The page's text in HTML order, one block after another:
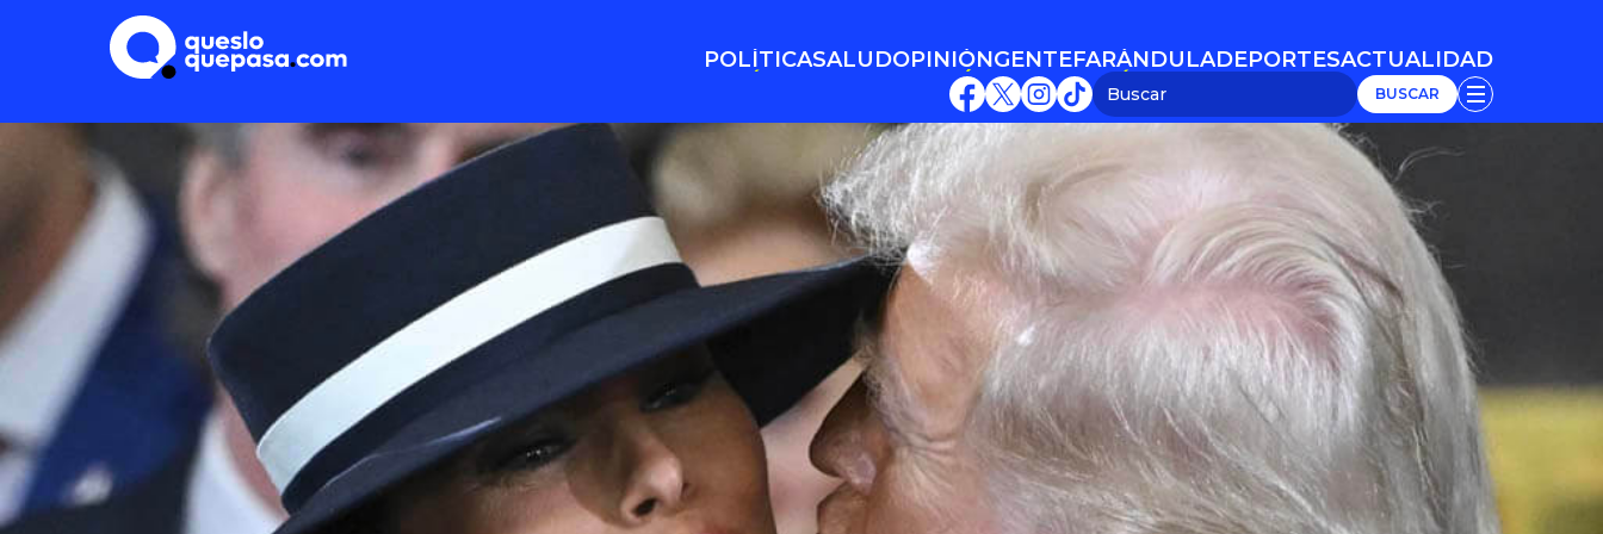
POLÍTICASALUDOPINIÓN
OPINIÓN
GENTE
GENTE
FARÁNDULA
FARÁNDULA
DEPORTESACTUALIDAD
ACTUALIDAD